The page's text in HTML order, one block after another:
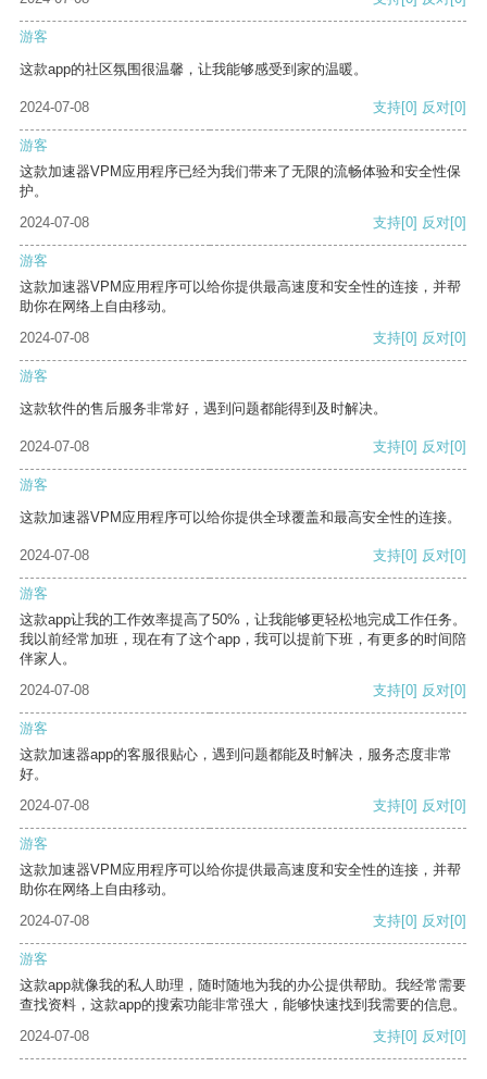
游客
这款app的社区氛围很温馨，让我能够感受到家的温暖。
2024-07-08 支持[0] 反对[0]
游客
这款加速器VPM应用程序已经为我们带来了无限的流畅体验和安全性保
护。
2024-07-08
支持[0] 反对[0]
游客
这款加速器VPM应用程序可以给你提供最高速度和安全性的连接，并帮
助你在网络上自由移动。
2024-07-08
支持[0] 反对[0]
游客
这款软件的售后服务非常好，遇到问题都能得到及时解决。
2024-07-08 支持[0] 反对[0]
游客
这款加速器VPM应用程序可以给你提供全球覆盖和最高安全性的连接。
2024-07-08 支持[0] 反对[0]
游客
这款app让我的工作效率提高了50%，让我能够更轻松地完成工作任务。
我以前经常加班，现在有了这个app，我可以提前下班，有更多的时间陪
伴家人。
2024-07-08
支持[0] 反对[0]
游客
这款加速器app的客服很贴心，遇到问题都能及时解决，服务态度非常
好。
2024-07-08
支持[0] 反对[0]
游客
这款加速器VPM应用程序可以给你提供最高速度和安全性的连接，并帮
助你在网络上自由移动。
2024-07-08
支持[0] 反对[0]
游客
这款app就像我的私人助理，随时随地为我的办公提供帮助。我经常需要
查找资料，这款app的搜索功能非常强大，能够快速找到我需要的信息。
2024-07-08
支持[0] 反对[0]